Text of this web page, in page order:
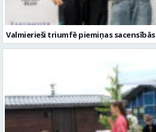
Valmierieši triumfē piemiņas sacensībās